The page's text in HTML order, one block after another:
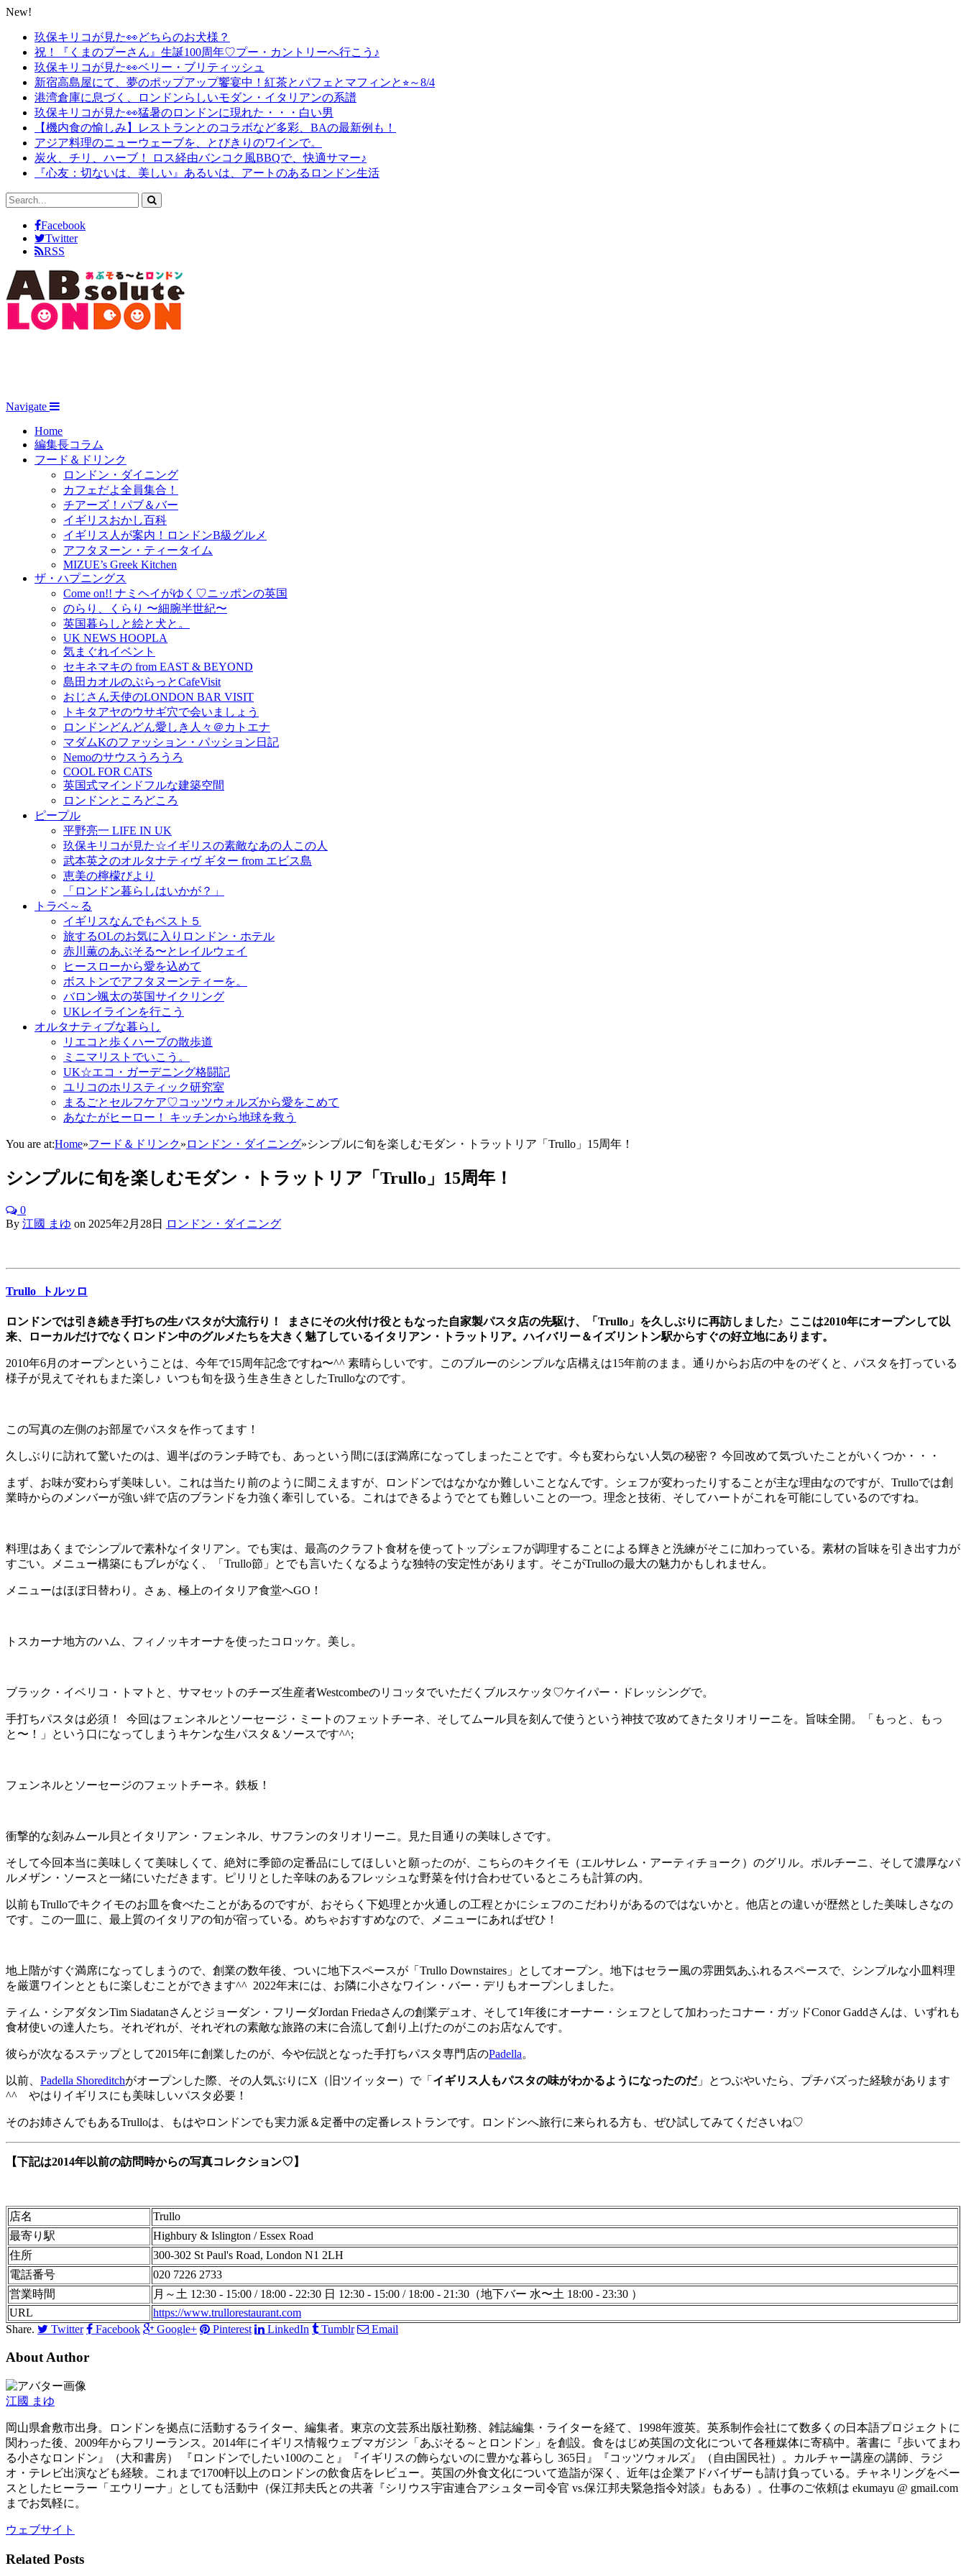
New!
玖保キリコが見た👀どちらのお犬様？
祝！『くまのプーさん』生誕100周年♡プー・カントリーへ行こう♪
玖保キリコが見た👀ベリー・ブリティッシュ
新宿高島屋にて、夢のポップアップ饗宴中！紅茶とパフェとマフィンと⭐︎～8/4
港湾倉庫に息づく、ロンドンらしいモダン・イタリアンの系譜
玖保キリコが見た👀猛暑のロンドンに現れた・・・白い男
【機内食の愉しみ】レストランとのコラボなど多彩、BAの最新例も！
アジア料理のニューウェーブを、とびきりのワインで。
炭火、チリ、ハーブ！ ロス経由バンコク風BBQで、快適サマー♪
『心友：切ないは、美しい』あるいは、アートのあるロンドン生活
Facebook
Twitter
RSS
Navigate
Home
編集長コラム
フード＆ドリンク
ロンドン・ダイニング
カフェだよ全員集合！
チアーズ！パブ＆バー
イギリスおかし百科
イギリス人が案内！ロンドンB級グルメ
アフタヌーン・ティータイム
MIZUE’s Greek Kitchen
ザ・ハプニングス
Come on!! ナミヘイがゆく♡ニッポンの英国
のらり、くらり 〜細腕半世紀〜
英国暮らしと絵と犬と。
UK NEWS HOOPLA
気まぐれイベント
セキネマキの from EAST & BEYOND
島田カオルのぶらっとCafeVisit
おじさん天使のLONDON BAR VISIT
トキタアヤのウサギ穴で会いましょう
ロンドンどんどん愛しき人々＠カトエナ
マダムKのファッション・パッション日記
Nemoのサウスうろうろ
COOL FOR CATS
英国式マインドフルな建築空間
ロンドンところどころ
ピープル
平野亮一 LIFE IN UK
玖保キリコが見た☆イギリスの素敵なあの人この人
武本英之のオルタナティヴ ギター from エビス島
恵美の檸檬びより
「ロンドン暮らしはいかが？」
トラベ～る
イギリスなんでもベスト５
旅するOLのお気に入りロンドン・ホテル
赤川薫のあぶそる〜とレイルウェイ
ヒースローから愛を込めて
ボストンでアフタヌーンティーを。
バロン颯太の英国サイクリング
UKレイラインを行こう
オルタナティブな暮らし
リエコと歩くハーブの散歩道
ミニマリストでいこう。
UK☆エコ・ガーデニング格闘記
ユリコのホリスティック研究室
まるごとセルフケア♡コッツウォルズから愛をこめて
あなたがヒーロー！ キッチンから地球を救う
You are at:Home»フード＆ドリンク» ロンドン・ダイニング»シンプルに旬を楽しむモダン・トラットリア「Trullo」15周年！
シンプルに旬を楽しむモダン・トラットリア「Trullo」15周年！
0
By 江國 まゆ on 2025年2月28日 ロンドン・ダイニング
Trullo トルッロ
ロンドンでは引き続き手打ちの生パスタが大流行り！ まさにその火付け役ともなった自家製パスタ店の先駆け、「Trullo」を久しぶりに再訪しました♪ ここは2010年にオープンして以
来、ローカルだけでなくロンドン中のグルメたちを大きく魅了しているイタリアン・トラットリア。ハイバリー＆イズリントン駅からすぐの好立地にあります。
2010年6月のオープンということは、今年で15周年記念ですね〜^^ 素晴らしいです。このブルーのシンプルな店構えは15年前のまま。通りからお店の中をのぞくと、パスタを打っている
様子が見えてそれもまた楽し♪ いつも旬を扱う生き生きとしたTrulloなのです。
この写真の左側のお部屋でパスタを作ってます！
久しぶりに訪れて驚いたのは、週半ばのランチ時でも、あっという間にほぼ満席になってしまったことです。今も変わらない人気の秘密？ 今回改めて気づいたことがいくつか・・・
まず、お味が変わらず美味しい。これは当たり前のように聞こえますが、ロンドンではなかなか難しいことなんです。シェフが変わったりすることが主な理由なのですが、Trulloでは創
業時からのメンバーが強い絆で店のブランドを力強く牽引している。これはできるようでとても難しいことの一つ。理念と技術、そしてハートがこれを可能にしているのですね。
料理はあくまでシンプルで素朴なイタリアン。でも実は、最高のクラフト食材を使ってトップシェフが調理することによる輝きと洗練がそこに加わっている。素材の旨味を引き出す力が
すごい。メニュー構築にもブレがなく、「Trullo節」とでも言いたくなるような独特の安定性があります。そこがTrulloの最大の魅力かもしれません。
メニューはほぼ日替わり。さぁ、極上のイタリア食堂へGO！
トスカーナ地方のハム、フィノッキオーナを使ったコロッケ。美し。
ブラック・イベリコ・トマトと、サマセットのチーズ生産者Westcombeのリコッタでいただくブルスケッタ♡ケイパー・ドレッシングで。
手打ちパスタは必須！ 今回はフェンネルとソーセージ・ミートのフェットチーネ、そしてムール貝を刻んで使うという神技で攻めてきたタリオリーニを。旨味全開。「もっと、もっ
と〜！」という口になってしまうキケンな生パスタ＆ソースです^^;
フェンネルとソーセージのフェットチーネ。鉄板！
衝撃的な刻みムール貝とイタリアン・フェンネル、サフランのタリオリーニ。見た目通りの美味しさです。
そして今回本当に美味しくて美味しくて、絶対に季節の定番品にしてほしいと願ったのが、こちらのキクイモ（エルサレム・アーティチョーク）のグリル。ポルチーニ、そして濃厚なパ
ルメザン・ソースと一緒にいただきます。ピリリとした辛味のあるフレッシュな野菜を付け合わせているところも計算の内。
以前もTrulloでキクイモのお皿を食べたことがあるのですが、おそらく下処理とか火通しの工程とかにシェフのこだわりがあるのではないかと。他店との違いが歴然とした美味しさなの
です。この一皿に、最上質のイタリアの旬が宿っている。めちゃおすすめなので、メニューにあればぜひ！
地上階がすぐ満席になってしまうので、創業の数年後、ついに地下スペースが「Trullo Downstaires」としてオープン。地下はセラー風の雰囲気あふれるスペースで、シンプルな小皿料理
を厳選ワインとともに楽しむことができます^^ 2022年末には、お隣に小さなワイン・バー・デリもオープンしました。
ティム・シアダタンTim Siadatanさんとジョーダン・フリーダJordan Friedaさんの創業デュオ 、そして1年後にオーナー・シェフとして加わったコナー・ガッドConor Gaddさんは、いずれも
食材使いの達人たち。それぞれが、それぞれの素敵な旅路の末に合流して創り上げたのがこのお店なんです。
彼らが次なるステップとして2015年に創業したのが、今や伝説となった手打ちパスタ専門店のPadella。
以前、 Padella Shoreditchがオープンした際、その人気ぶりにX（旧ツイッター）で「 イギリス人もパスタの味がわかるようになったのだ」とつぶやいたら、プチバズった経験があります
^^ やはりイギリスにも美味しいパスタ必要！
そのお姉さんでもあるTrulloは、もはやロンドンでも実力派＆定番中の定番レストランです。ロンドンへ旅行に来られる方も、ぜひ試してみてくださいね♡
【下記は2014年以前の訪問時からの写真コレクション♡】
店名
Trullo
最寄り駅
Highbury & Islington / Essex Road
住所
300-302 St Paul's Road, London N1 2LH
電話番号
020 7226 2733
営業時間
月～土 12:30 - 15:00 / 18:00 - 22:30 日 12:30 - 15:00 / 18:00 - 21:30（地下バー 水〜土 18:00 - 23:30 ）
URL
https://www.trullorestaurant.com
Share.
Twitter Facebook Google+ Pinterest LinkedIn Tumblr Email
About Author
江國 まゆ
岡山県倉敷市出身。ロンドンを拠点に活動するライター、編集者。東京の文芸系出版社勤務、雑誌編集・ライターを経て、1998年渡英。英系制作会社にて数多くの日本語プロジェクトに
関わった後、2009年からフリーランス。2014年にイギリス情報ウェブマガジン「あぶそる～とロンドン」を創設。食をはじめ英国の文化について各種媒体に寄稿中。著書に『歩いてまわ
る小さなロンドン』（大和書房） 『ロンドンでしたい100のこと』『イギリスの飾らないのに豊かな暮らし 365日』『コッツウォルズ』（自由国民社）。カルチャー講座の講師、ラジ
オ・テレビ出演なども経験。これまで1700軒以上のロンドンの飲食店をレビュー。英国の外食文化について造詣が深く、近年は企業アドバイザーも請け負っている。チャネリングをベー
スとしたヒーラー「エウリーナ」としても活動中（保江邦夫氏との共著『シリウス宇宙連合アシュター司令官 vs.保江邦夫緊急指令対談』もある）。仕事のご依頼は ekumayu @ gmail.com
までお気軽に。
ウェブサイト
Related Posts